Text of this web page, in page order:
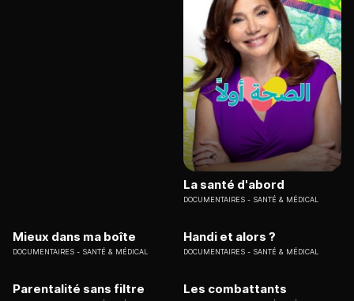
La santé d'abord
DOCUMENTAIRES SANTÉ & MÉDICAL
Mieux dans ma boîte
DOCUMENTAIRES SANTÉ & MÉDICAL
Handi et alors ?
DOCUMENTAIRES SANTÉ & MÉDICAL
Parentalité sans filtre Les combattants